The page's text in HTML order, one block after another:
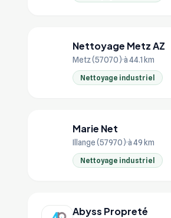
Nettoyage Metz AZ
Metz (57070) à 44.1 km
Nettoyage industriel
Marie Net
Illange (57970) à 49 km
Nettoyage industriel
Abyss Propreté